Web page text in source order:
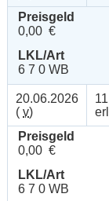
Preisgeld
0,00 €
LKL/Art
6 7 0 WB
20.06.2026
( v)
Preisgeld
0,00 €
LKL/Art
6 7 0 WB